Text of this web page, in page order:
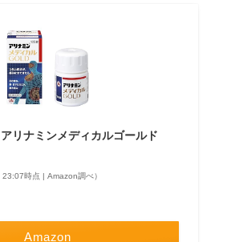
アリナミンメディカルゴールド
23:07時点 | Amazon調べ）
Amazon